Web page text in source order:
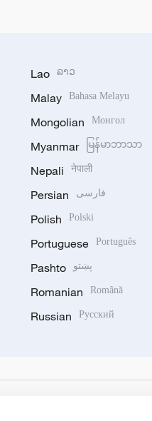
Lao ລາວ
Malay Bahasa Melayu
Mongolian Монгол
Myanmar မြန်မာဘာသာ
Nepali नेपाली
Persian فارسی
Polish Polski
Portuguese Português
Pashto پښتو
Romanian Română
Russian Русский